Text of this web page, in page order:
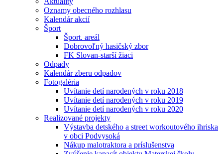
Oznamy obecného rozhlasu
Kalendár akcií
Šport
Šport. areál
Dobrovoľný hasičský zbor
FK Slovan-starší žiaci
Odpady
Kalendár zberu odpadov
Fotogaléria
Uvítanie detí narodených v roku 2018
Uvítanie detí narodených v roku 2019
Uvítanie detí narodených v roku 2020
Realizované projekty
Výstavba detského a street workoutového ihriska
v obci Podvysoká
Nákup malotraktora a príslušenstva